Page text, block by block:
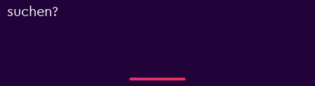
suchen?